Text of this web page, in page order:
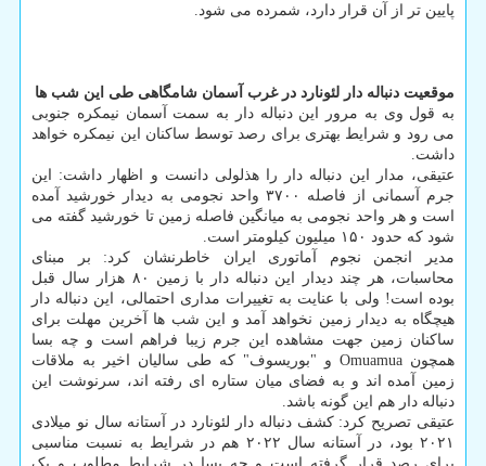
پایین تر از آن قرار دارد، شمرده می شود.
موقعیت دنباله دار لئونارد در غرب آسمان شامگاهی طی این شب ها
به قول وی به مرور این دنباله دار به سمت آسمان نیمکره جنوبی
می رود و شرایط بهتری برای رصد توسط ساکنان این نیمکره خواهد
داشت.
عتیقی، مدار این دنباله دار را هذلولی دانست و اظهار داشت: این
جرم آسمانی از فاصله ۳۷۰۰ واحد نجومی به دیدار خورشید آمده
است و هر واحد نجومی به میانگین فاصله زمین تا خورشید گفته می
شود که حدود ۱۵۰ میلیون کیلومتر است.
مدیر انجمن نجوم آماتوری ایران خاطرنشان کرد: بر مبنای
محاسبات، هر چند دیدار این دنباله دار با زمین ۸۰ هزار سال قبل
بوده است! ولی با عنایت به تغییرات مداری احتمالی، این دنباله دار
هیچگاه به دیدار زمین نخواهد آمد و این شب ها آخرین مهلت برای
ساکنان زمین جهت مشاهده این جرم زیبا فراهم است و چه بسا
همچون Omuamua و "بوریسوف" که طی سالیان اخیر به ملاقات
زمین آمده اند و به فضای میان ستاره ای رفته اند، سرنوشت این
دنباله دار هم این گونه باشد.
عتیقی تصریح کرد: کشف دنباله دار لئونارد در آستانه سال نو میلادی
۲۰۲۱ بود، در آستانه سال ۲۰۲۲ هم در شرایط به نسبت مناسبی